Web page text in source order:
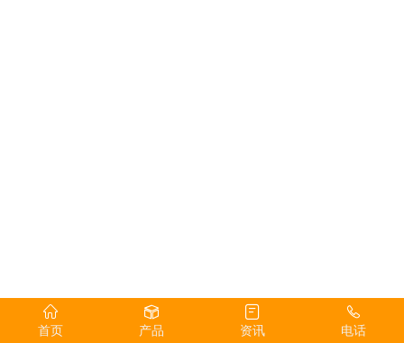
首页 产品 资讯 电话